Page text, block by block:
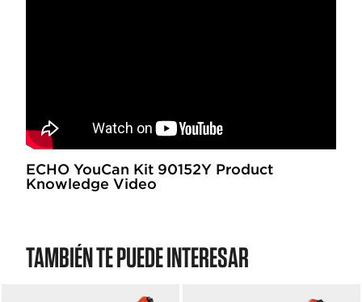
ECHO YouCan Kit 90152Y Product
Knowledge Video
TAMBIÉN TE PUEDE INTERESAR